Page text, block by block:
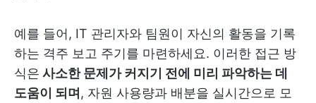
예를 들어, IT 관리자와 팀원이 자신의 활동을 기록
하는 격주 보고 주기를 마련하세요. 이러한 접근 방
식은 사소한 문제가 커지기 전에 미리 파악하는 데
도움이 되며 , 자원 사용량과 배분을 실시간으로 모